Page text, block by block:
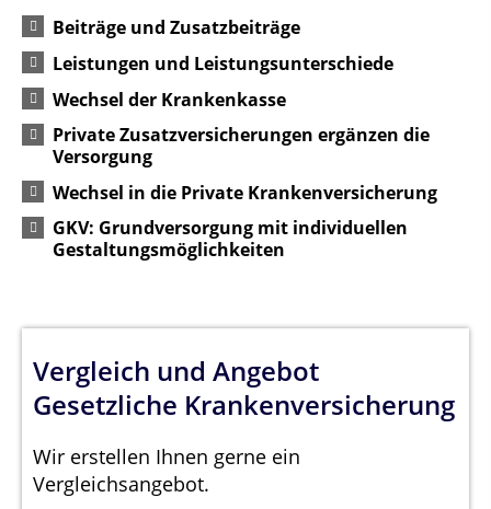
Beiträge und Zusatzbeiträge
Leistungen und Leistungsunterschiede
Wechsel der Krankenkasse
Private Zusatzversicherungen ergänzen die
Versorgung
Wechsel in die Private Krankenversicherung
GKV: Grundversorgung mit individuellen
Gestaltungsmöglichkeiten
Vergleich und Angebot
Gesetzliche Krankenversicherung
Wir erstellen Ihnen gerne ein
Vergleichsangebot.